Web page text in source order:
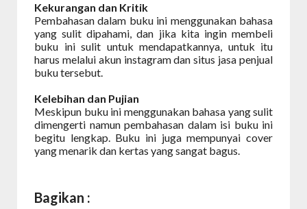
Kekurangan dan Kritik
Pembahasan dalam buku ini menggunakan bahasa
yang sulit dipahami, dan jika kita ingin membeli
buku ini sulit untuk mendapatkannya, untuk itu
harus melalui akun instagram dan situs jasa penjual
buku tersebut.
Kelebihan dan Pujian
Meskipun buku ini menggunakan bahasa yang sulit
dimengerti namun pembahasan dalam isi buku ini
begitu lengkap. Buku ini juga mempunyai cover
yang menarik dan kertas yang sangat bagus.
Bagikan :